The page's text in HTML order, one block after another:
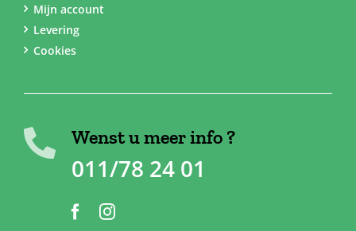
Mijn account
Levering
Cookies
Wenst u meer info ?
011/78 24 01